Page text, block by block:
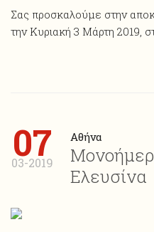
Σας προσκαλούμε στην
την Κυριακή 3 Μάρτη 2019,
07
03-2019
Αθήνα
Ελευσίνα